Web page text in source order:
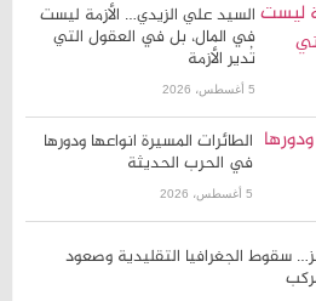
السيد علي الزيدي… الأزمة ليست
في المال، بل في العقول التي
تُدير الأزمة
5 أغسطس، 2026
الطائرات المسيرة انواعها ودورها
في الحرب الحديثة
5 أغسطس، 2026
سقوط الجغرافيا التقليدية وصعود